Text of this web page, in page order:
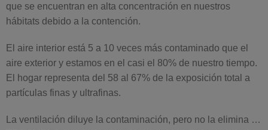
que se encuentran en alta concentración en nuestros
hábitats debido a la contención.
El aire interior está 5 a 10 veces más contaminado que el
aire exterior y estamos en el casi el 80% de nuestro tiempo.
El hogar representa del 58 al 67% de la exposición total a
partículas finas y ultrafinas.
La ventilación diluye la contaminación, pero no la elimina …